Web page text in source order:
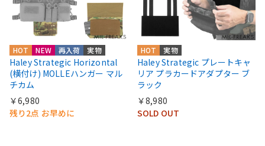
HOT NEW 再入荷 実物
Haley Strategic Horizontal
(横付け) MOLLEハンガー マル
チカム
￥6,980
残り2点 お早めに
HOT 実物
Haley Strategic プレートキャ
リア プラカードアダプター ブ
ラック
￥8,980
SOLD OUT